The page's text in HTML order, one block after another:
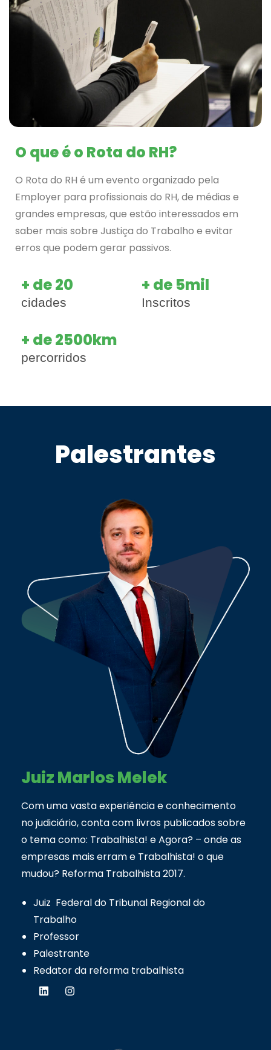
O que é o Rota do RH?
O Rota do RH é um evento organizado pela
Employer para profissionais do RH, de médias e
grandes empresas, que estão interessados em
saber mais sobre Justiça do Trabalho e evitar
erros que podem gerar passivos.
+ de 20
cidades
+ de 5mil
Inscritos
+ de 2500km
percorridos
Palestrantes
Juiz Marlos Melek
Com uma vasta experiência e conhecimento
no judiciário, conta com livros publicados sobre
o tema como: Trabalhista! e Agora? – onde as
empresas mais erram e Trabalhista! o que
mudou? Reforma Trabalhista 2017.
Juiz Federal do Tribunal Regional do
Trabalho
Professor
Palestrante
Redator da reforma trabalhista